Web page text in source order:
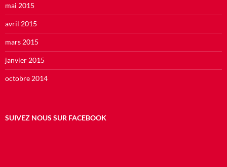
mai 2015
avril 2015
mars 2015
janvier 2015
octobre 2014
SUIVEZ NOUS SUR FACEBOOK